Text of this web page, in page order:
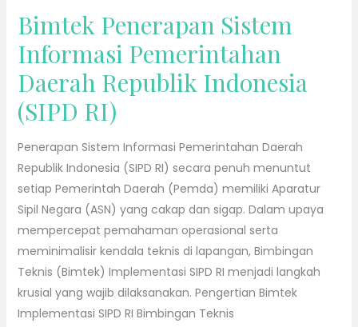
Bimtek Penerapan Sistem
Informasi Pemerintahan
Daerah Republik Indonesia
(SIPD RI)
Penerapan Sistem Informasi Pemerintahan Daerah
Republik Indonesia (SIPD RI) secara penuh menuntut
setiap Pemerintah Daerah (Pemda) memiliki Aparatur
Sipil Negara (ASN) yang cakap dan sigap. Dalam upaya
mempercepat pemahaman operasional serta
meminimalisir kendala teknis di lapangan, Bimbingan
Teknis (Bimtek) Implementasi SIPD RI menjadi langkah
krusial yang wajib dilaksanakan. Pengertian Bimtek
Implementasi SIPD RI Bimbingan Teknis